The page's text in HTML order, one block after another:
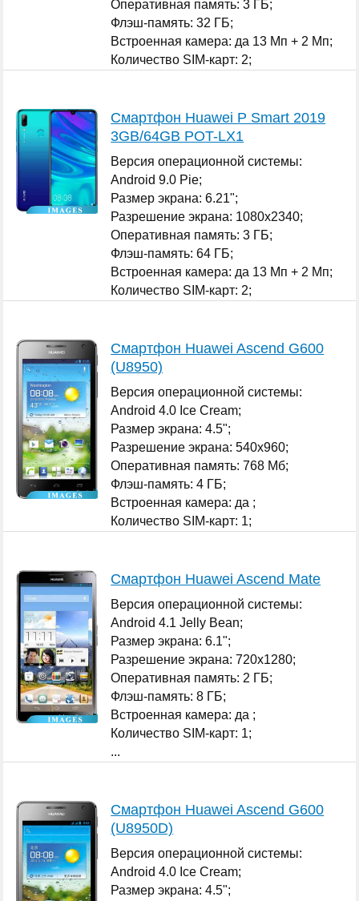
Оперативная память: 3 ГБ;
Флэш-память: 32 ГБ;
Встроенная камера: да 13 Мп + 2 Мп;
Количество SIM-карт: 2;
Смартфон Huawei P Smart 2019
3GB/64GB POT-LX1
Версия операционной системы:
Android 9.0 Pie;
Размер экрана: 6.21";
Разрешение экрана: 1080x2340;
Оперативная память: 3 ГБ;
Флэш-память: 64 ГБ;
Встроенная камера: да 13 Мп + 2 Мп;
Количество SIM-карт: 2;
Смартфон Huawei Ascend G600
(U8950)
Версия операционной системы:
Android 4.0 Ice Cream;
Размер экрана: 4.5";
Разрешение экрана: 540x960;
Оперативная память: 768 Мб;
Флэш-память: 4 ГБ;
Встроенная камера: да ;
Количество SIM-карт: 1;
Смартфон Huawei Ascend Mate
Версия операционной системы:
Android 4.1 Jelly Bean;
Размер экрана: 6.1";
Разрешение экрана: 720x1280;
Оперативная память: 2 ГБ;
Флэш-память: 8 ГБ;
Встроенная камера: да ;
Количество SIM-карт: 1;
...
Смартфон Huawei Ascend G600
(U8950D)
Версия операционной системы:
Android 4.0 Ice Cream;
Размер экрана: 4.5";